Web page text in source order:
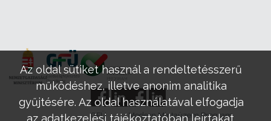
GFÜ Modern Mintaüzem Program
Az oldal sütiket használ a rendeltetésszerű
működéshez, illetve anonim analitika
gyűjtésére. Az oldal használatával elfogadja
az adatkezelési tájékoztatóban leírtakat.